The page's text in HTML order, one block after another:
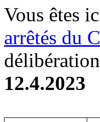
Vous êtes
arrêtés du
12.4.2023